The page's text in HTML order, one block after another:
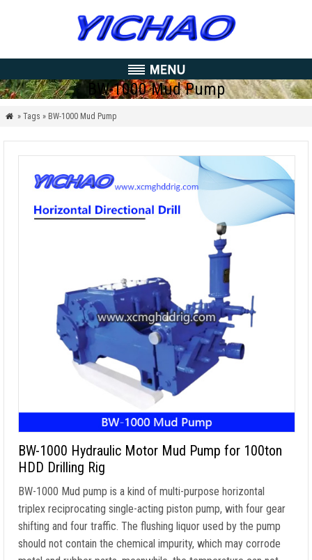
BW-1000 Mud Pump
 » Tags » BW-1000 Mud Pump
BW-1000 Hydraulic Motor Mud Pump for 100ton
HDD Drilling Rig
BW-1000 Mud pump is a kind of multi-purpose horizontal
triplex reciprocating single-acting piston pump, with four gear
shifting and four traffic. The flushing liquor used by the pump
should not contain the chemical impurity, which may corrode